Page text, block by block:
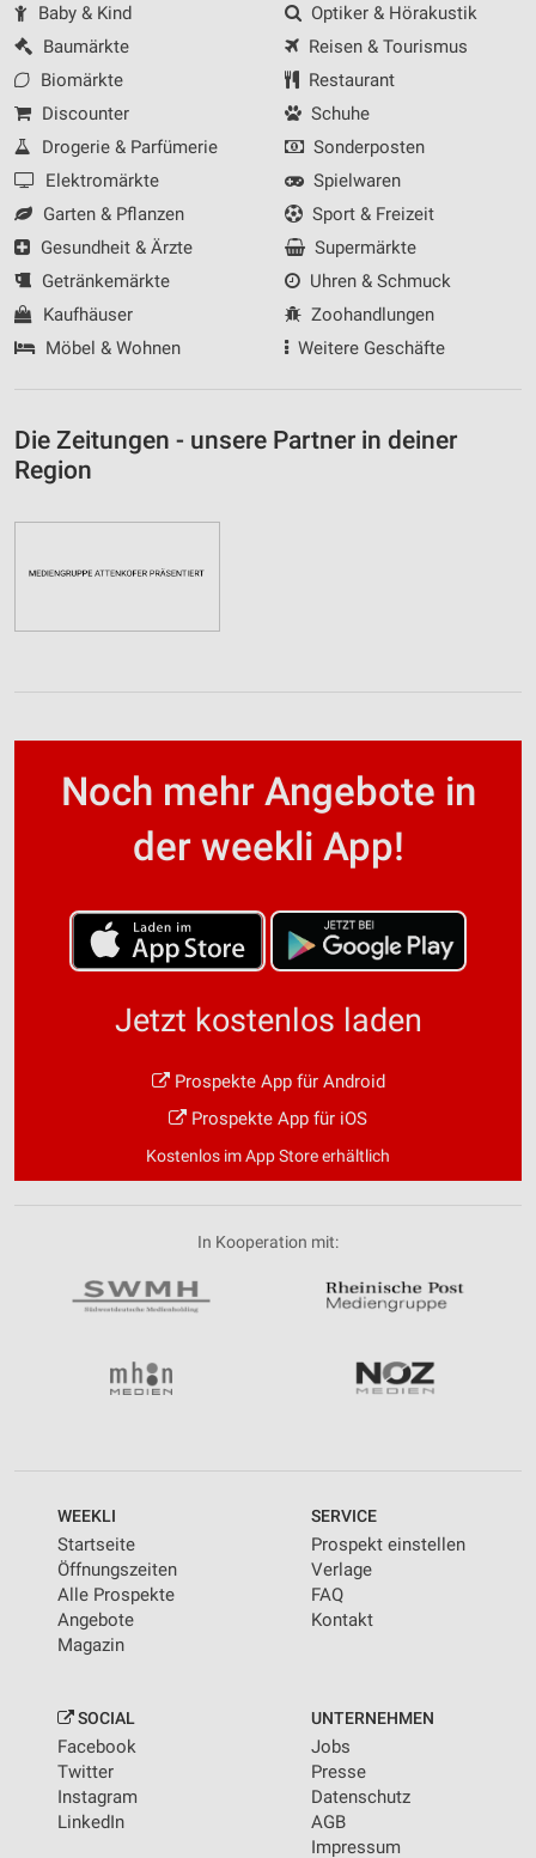
Baby & Kind
Baumärkte
Biomärkte
Discounter
Drogerie & Parfümerie
Elektromärkte
Garten & Pflanzen
Gesundheit & Ärzte
Getränkemärkte
Kaufhäuser
Möbel & Wohnen
Optiker & Hörakustik
Reisen & Tourismus
Restaurant
Schuhe
Sonderposten
Spielwaren
Sport & Freizeit
Supermärkte
Uhren & Schmuck
Zoohandlungen
Weitere Geschäfte
Die Zeitungen - unsere Partner in deiner
Region
Noch mehr Angebote in
der weekli App!
Jetzt kostenlos laden
Prospekte App für Android
Prospekte App für iOS
Kostenlos im App Store erhältlich
In Kooperation mit:
WEEKLI
Startseite
Öffnungszeiten
Alle Prospekte
Angebote
Magazin
SERVICE
Prospekt einstellen
Verlage
FAQ
Kontakt
SOCIAL
Facebook
Twitter
Instagram
LinkedIn
UNTERNEHMEN
Jobs
Presse
Datenschutz
AGB
Impressum